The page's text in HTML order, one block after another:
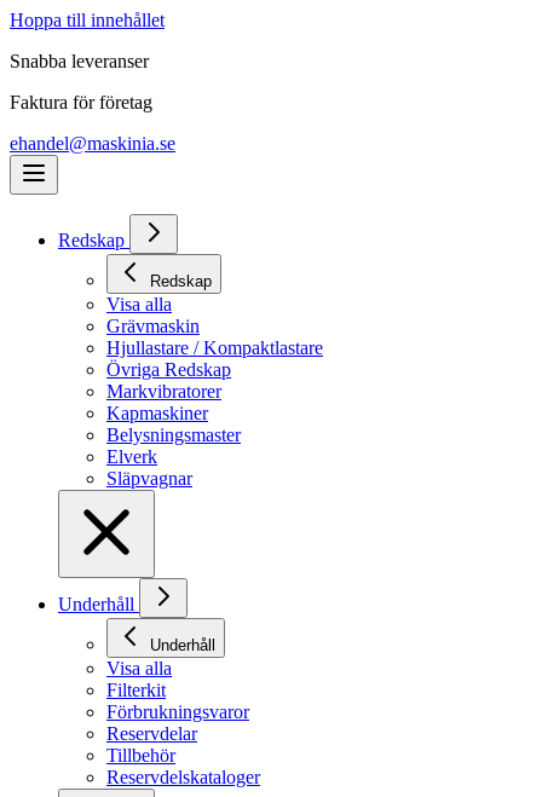
Hoppa till innehållet
Snabba leveranser
Faktura för företag
ehandel@maskinia.se
Redskap
Redskap
Visa alla
Grävmaskin
Hjullastare / Kompaktlastare
Övriga Redskap
Markvibratorer
Kapmaskiner
Belysningsmaster
Elverk
Släpvagnar
Underhåll
Underhåll
Visa alla
Filterkit
Förbrukningsvaror
Reservdelar
Tillbehör
Reservdelskataloger